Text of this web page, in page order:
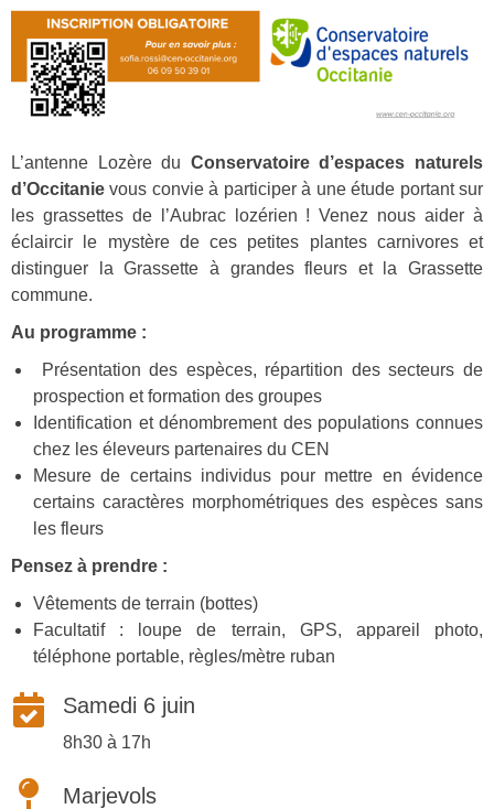
L’antenne Lozère du Conservatoire d’espaces naturels
d’Occitanievous convie à participer à une étude portant sur
les grassettes de l’Aubrac lozérien ! Venez nous aider à
éclaircir le mystère de ces petites plantes carnivores et
distinguer la Grassette à grandes fleurs et la Grassette
commune.
Au programme :
Présentation des espèces, répartition des secteurs de
prospection et formation des groupes
Identification et dénombrement des populations connues
chez les éleveurs partenaires du CEN
Mesure de certains individus pour mettre en évidence
certains caractères morphométriques des espèces sans
les fleurs
Pensez à prendre :
Vêtements de terrain (bottes)
Facultatif : loupe de terrain, GPS, appareil photo,
téléphone portable, règles/mètre ruban
Samedi 6 juin
8h30 à 17h
Marjevols